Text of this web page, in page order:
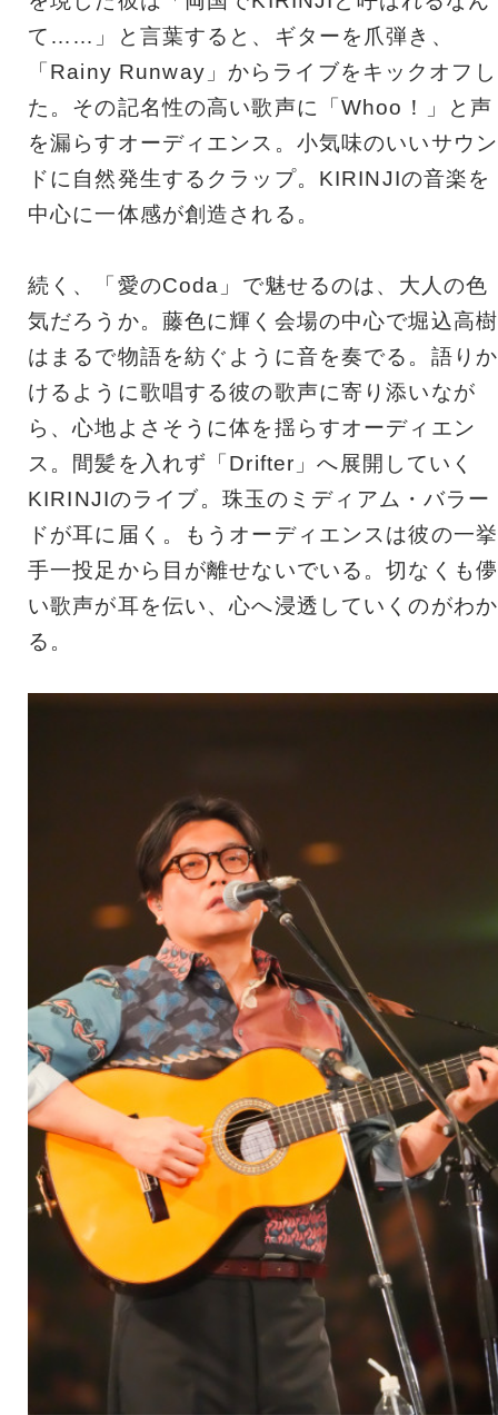
て……」と言葉すると、ギターを爪弾き、
「Rainy Runway」からライブをキックオフし
た。その記名性の高い歌声に「Whoo！」と声
を漏らすオーディエンス。小気味のいいサウン
ドに自然発生するクラップ。KIRINJIの音楽を
中心に一体感が創造される。
続く、「愛のCoda」で魅せるのは、大人の色
気だろうか。藤色に輝く会場の中心で堀込高樹
はまるで物語を紡ぐように音を奏でる。語りか
けるように歌唱する彼の歌声に寄り添いなが
ら、心地よさそうに体を揺らすオーディエン
ス。間髪を入れず「Drifter」へ展開していく
KIRINJIのライブ。珠玉のミディアム・バラー
ドが耳に届く。もうオーディエンスは彼の一挙
手一投足から目が離せないでいる。切なくも儚
い歌声が耳を伝い、心へ浸透していくのがわか
る。